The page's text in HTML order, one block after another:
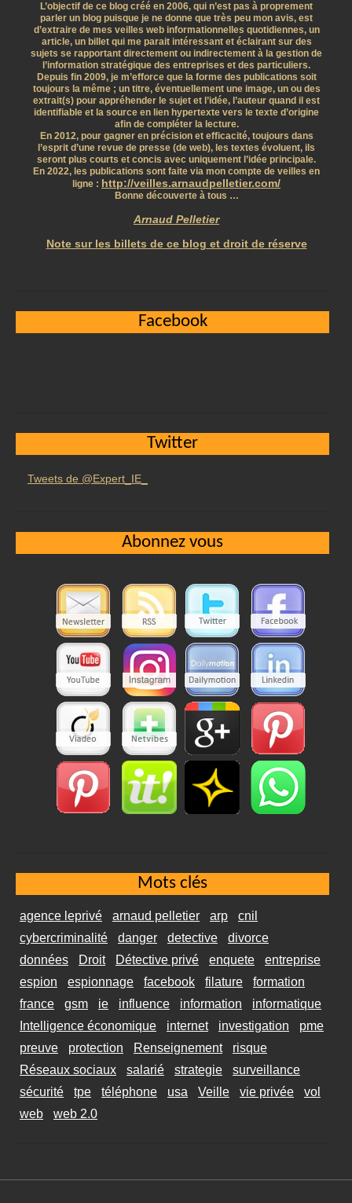
L’objectif de ce blog créé en 2006, qui n’est pas à proprement
parler un blog puisque je ne donne que très peu mon avis, est
d’extraire de mes veilles web informationnelles quotidiennes, un
article, un billet qui me parait intéressant et éclairant sur des
sujets se rapportant directement ou indirectement à la gestion de
l’information stratégique des entreprises et des particuliers.
Depuis fin 2009, je m’efforce que la forme des publications soit
toujours la même ; un titre, éventuellement une image, un ou des
extrait(s) pour appréhender le sujet et l’idée, l’auteur quand il est
identifiable et la source en lien hypertexte vers le texte d’origine
afin de compléter la lecture.
En 2012, pour gagner en précision et efficacité, toujours dans
l’esprit d’une revue de presse (de web), les textes évoluent, ils
seront plus courts et concis avec uniquement l’idée principale.
En 2022, les publications sont faite via mon compte de veilles en
ligne : http://veilles.arnaudpelletier.com/
Bonne découverte à tous …
Arnaud Pelletier
Note sur les billets de ce blog et droit de réserve
Facebook
Twitter
Tweets de @Expert_IE_
Abonnez vous
Mots clés
agence leprivé arnaud pelletier arp
cnil
cybercriminalité
danger detective
divorce
données
Droit Détective privé enquete
entreprise
espion
espionnage facebook filature
formation
france
gsm ie influence information
informatique
Intelligence économique
internet investigation
pme
preuve
protection Renseignement
risque
Réseaux sociaux
salarié strategie
surveillance
sécurité
tpe téléphone usa Veille vie privée
vol
web
web 2.0